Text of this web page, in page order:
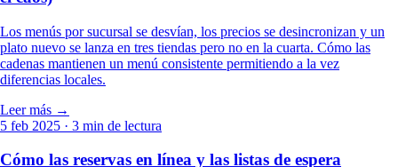
Los menús por sucursal se desvían, los precios se desincronizan y un
plato nuevo se lanza en tres tiendas pero no en la cuarta. Cómo las
cadenas mantienen un menú consistente permitiendo a la vez
diferencias locales.
Leer más →
5 feb 2025 · 3 min de lectura
Cómo las reservas en línea y las listas de espera